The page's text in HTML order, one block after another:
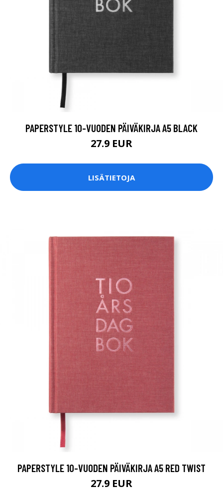
PAPERSTYLE 10-VUODEN PÄIVÄKIRJA A5 BLACK
27.9 EUR
LISÄTIETOJA
PAPERSTYLE 10-VUODEN PÄIVÄKIRJA A5 RED TWIST
27.9 EUR